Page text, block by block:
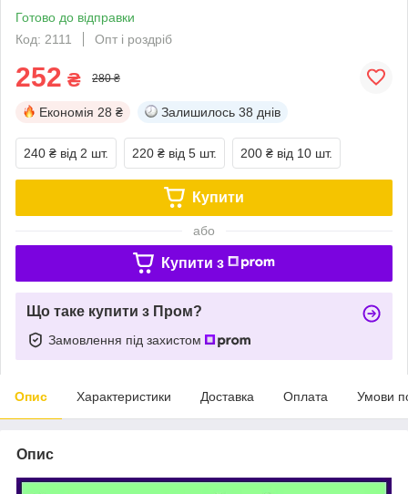
Готово до відправки
Код: 2111
Опт і роздріб
252 ₴ 280 ₴
Економія 28 ₴ Залишилось 38 днів
240 ₴ від 2 шт. 220 ₴ від 5 шт. 200 ₴ від 10 шт.
Купити
або
Купити з
Що таке купити з Пром?
Замовлення під захистом
Опис Характеристики Доставка Оплата Умови
Опис